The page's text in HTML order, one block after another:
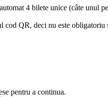
4 bilete unice (câte unul
cod QR, deci nu este
pentru a continua.